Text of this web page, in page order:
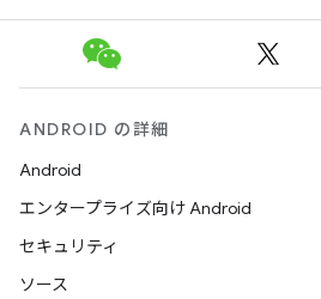
ANDROID の詳細
Android
エンタープライズ向け Android
セキュリティ
ソース